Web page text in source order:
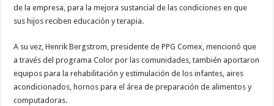
de la empresa, para la mejora sustancial de las condiciones en que
sus hijos reciben educación y terapia.
A su vez, Henrik Bergstrom, presidente de PPG Comex, mencionó que
a través del programa Color por las comunidades, también aportaron
equipos para la rehabilitación y estimulación de los infantes, aires
acondicionados, hornos para el área de preparación de alimentos y
computadoras.